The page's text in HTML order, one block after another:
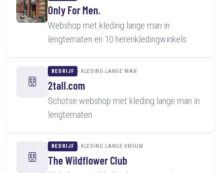
Only For Men.
Webshop met kleding lange man in
lengtematen en 10 herenkledingwinkels
BEDRIJF KLEDING LANGE MAN
2tall.com
Schotse webshop met kleding lange man in
lengtematen
BEDRIJF KLEDING LANGE VROUW
The Wildflower Club